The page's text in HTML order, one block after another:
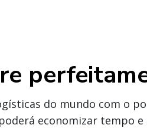
do mundo com o
economizar tempo